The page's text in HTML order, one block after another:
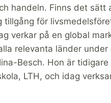
handeln. Finns det sätt
för
verkar på en global
relevanta länder under
Besch. Hon är tidigare
LTH, och idag